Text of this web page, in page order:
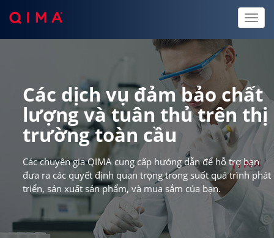
Toggle
Các dịch vụ đảm bảo chất
lượng và tuân thủ trên thị
trường toàn cầu
Các chuyên gia QIMA cung cấp hướng dẫn để hỗ trợ bạn
đưa ra các quyết định quan trọng trong suốt quá trình phát
triển, sản xuất sản phẩm, và mua sắm của bạn.